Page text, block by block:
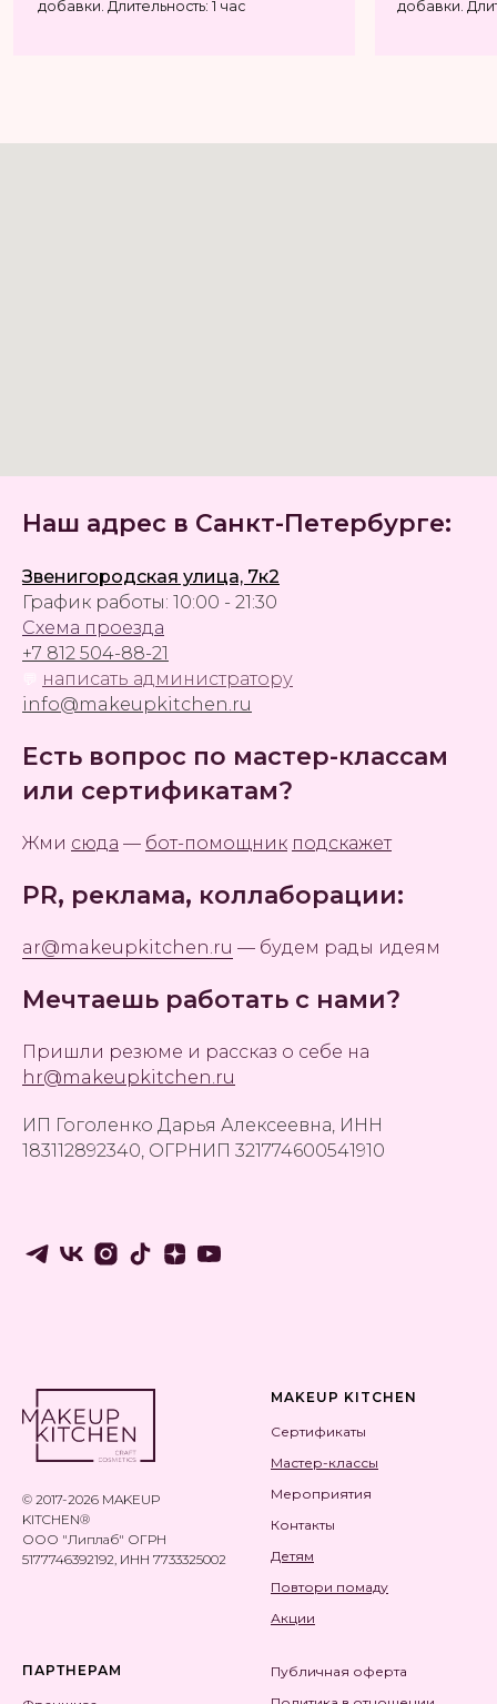
Наш адрес в Санкт-Петербурге:
Звенигородская улица, 7к2
График работы: 10:00 - 21:30
Схема проезда
+7 812 504-88-21
написать администратору
info@makeupkitchen.ru
Есть вопрос по мастер-классам
или сертификатам?
Жми сюда — бот-помощник подскажет
PR, реклама, коллаборации:
ar@makeupkitchen.ru — будем рады идеям
Мечтаешь работать с нами?
Пришли резюме и рассказ о себе на
hr@makeupkitchen.ru
ИП Гоголенко Дарья Алексеевна, ИНН
183112892340, ОГРНИП 321774600541910
© 2017-2026 MAKEUP
KITCHEN®
ООО "Липлаб" ОГРН
5177746392192, ИНН 7733325002
MAKEUP KITCHEN
Сертификаты
Мастер-классы
Мероприятия
Контакты
Детям
Повтори помаду
Акции
ПАРТНЕРАМ
Публичная оферта